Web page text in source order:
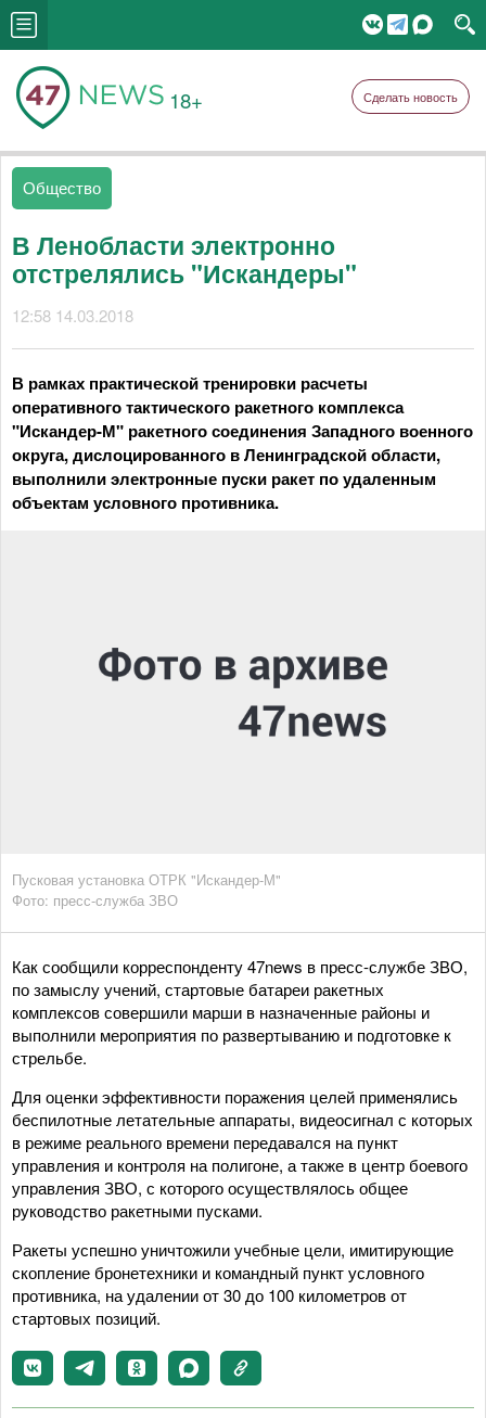
18+ Сделать новость
Общество
В Ленобласти электронно
отстрелялись "Искандеры"
12:58 14.03.2018
В рамках практической тренировки расчеты
оперативного тактического ракетного комплекса
"Искандер-М" ракетного соединения Западного военного
округа, дислоцированного в Ленинградской области,
выполнили электронные пуски ракет по удаленным
объектам условного противника.
Пусковая установка ОТРК "Искандер-М"
Фото: пресс-служба ЗВО
Как сообщили корреспонденту 47news в пресс-службе ЗВО,
по замыслу учений, стартовые батареи ракетных
комплексов совершили марши в назначенные районы и
выполнили мероприятия по развертыванию и подготовке к
стрельбе.
Для оценки эффективности поражения целей применялись
беспилотные летательные аппараты, видеосигнал с которых
в режиме реального времени передавался на пункт
управления и контроля на полигоне, а также в центр боевого
управления ЗВО, с которого осуществлялось общее
руководство ракетными пусками.
Ракеты успешно уничтожили учебные цели, имитирующие
скопление бронетехники и командный пункт условного
противника, на удалении от 30 до 100 километров от
стартовых позиций.